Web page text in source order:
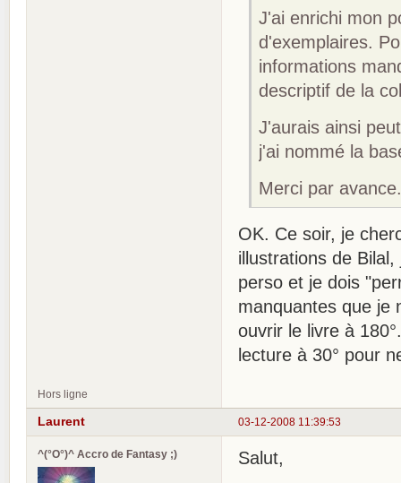
J'ai enrichi mon
d'exemplaires.
informations
descriptif de la
J'aurais ainsi
j'ai nommé la
Merci par
OK. Ce soir, je
illustrations de
perso et je dois
manquantes que je
ouvrir le livre à
lecture à 30° pour
Hors ligne
03-12-2008 11:39:53
Laurent
^(°O°)^ Accro de Fantasy ;) Salut,